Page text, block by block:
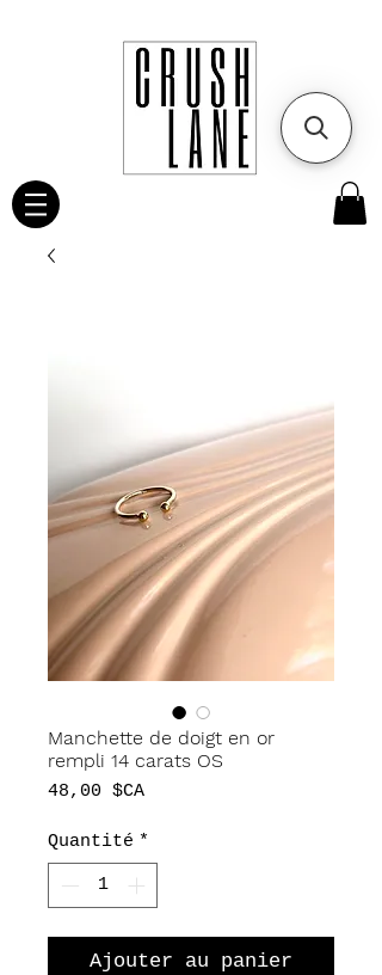
Manchette de doigt en or
rempli 14 carats OS
48,00 $CAPrix
Quantité *
Ajouter au panier